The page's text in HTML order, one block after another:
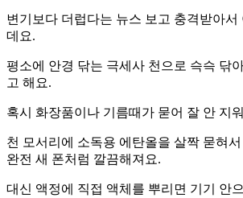
변기보다 더럽다는 뉴스 보고 충격받아서
데요.
평소에 안경 닦는 극세사 천으로 슥슥 닦
고 해요.
혹시 화장품이나 기름때가 묻어 잘 안 지
천 모서리에 소독용 에탄올을 살짝 묻혀
완전 새 폰처럼 깔끔해져요.
대신 액정에 직접 액체를 뿌리면 기기 안